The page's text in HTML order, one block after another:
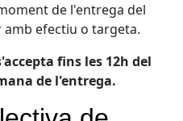
de l'entrega del
efectiu o targeta.
fins les 12h del
de l'entrega.